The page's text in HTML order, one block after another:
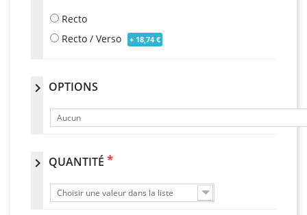
Recto
Recto / Verso
+ 18,74 €
chevron_right OPTIONS
Aucun
chevron_right QUANTITÉ *
Choisir une valeur dans la liste